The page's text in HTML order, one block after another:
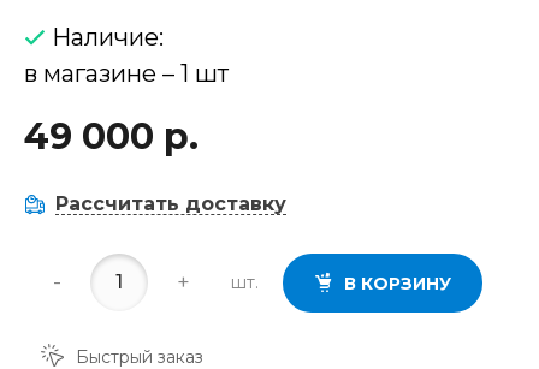
Наличие:
в магазине – 1 шт
49 000 р.
Рассчитать доставку
- + шт. В КОРЗИНУ
Быстрый заказ